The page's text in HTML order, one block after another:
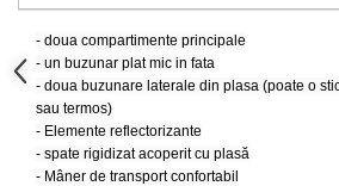
- doua compartimente principale
- un buzunar plat mic in fata
- doua buzunare laterale din plasa (poate o
sau termos)
- Elemente reflectorizante
- spate rigidizat acoperit cu plasă
- Mâner de transport confortabil